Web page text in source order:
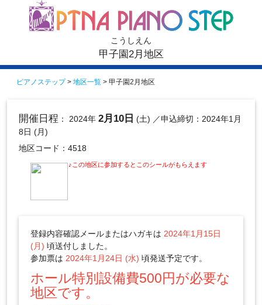
こうしえん
甲子園2月地区
ピアノステップ> 地区一覧 > 甲子園2月地区
開催日程 ： 2024年 2月10日 (土) ／申込締切：2024年1月
8日 (月)
地区コード：4518
♪この地区に参加するとこのシールがもらえます
登録内容確認メールまたはハガキは 2024年1月15日
(月) 頃送付しました。
参加票は 2024年1月24日 (水) 頃発送予定です。
ホール特別設備費500円が必要な
地区です。